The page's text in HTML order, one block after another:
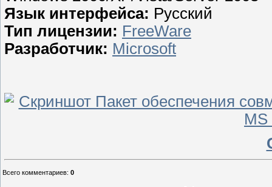
Язык интерфейса: Русский
Тип лицензии: FreeWare
Разработчик: Microsoft
Всего комментариев: 0